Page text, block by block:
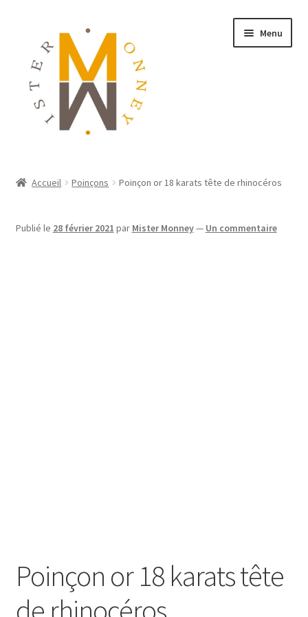
Menu
Accueil Poinçons Poinçon or 18 karats tête de rhinocéros
Publié le 28 février 2021 par Mister Monney— Un commentaire
Poinçon or 18 karats tête